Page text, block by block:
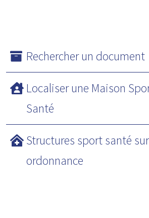
Rechercher un document
Localiser une Maison
Santé
Structures sport santé sur
ordonnance